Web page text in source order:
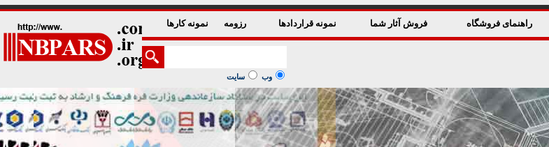
راهنمای فروشگاه فروش آثار شما نمونه قراردادها رزومه نمونه کارها
وب سایت